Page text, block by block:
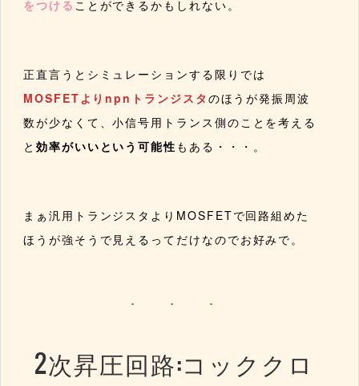
をつける ことができるかもしれない。
正直言うとシミュレーションする限りでは
MOSFETよりnpnトランジスタ のほうが発振周波
数が少なくて、小信号用トランス側のことを考える
と 効率がいいという可能性 もある・・・。
まぁ汎用トランジスタよりMOSFETで回路組めた
ほうが強そうで見えるってだけなのでお好みで。
2次昇圧回路:コッククロ